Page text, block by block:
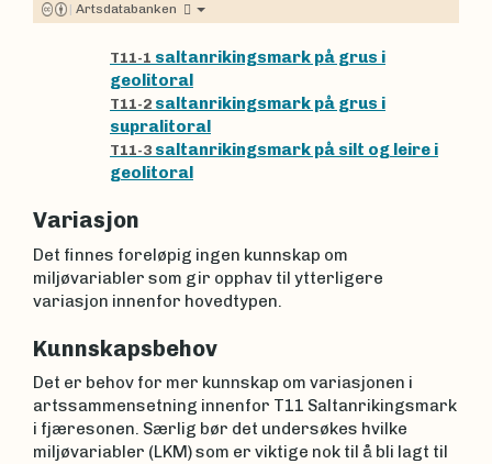
| Artsdatabanken
T11-1 saltanrikingsmark på grus i
geolitoral
T11-2 saltanrikingsmark på grus i
supralitoral
T11-3 saltanrikingsmark på silt og leire i
geolitoral
Variasjon
Det finnes foreløpig ingen kunnskap om
miljøvariabler som gir opphav til ytterligere
variasjon innenfor hovedtypen.
Kunnskapsbehov
Det er behov for mer kunnskap om variasjonen i
artssammensetning innenfor T11 Saltanrikingsmark
i fjæresonen. Særlig bør det undersøkes hvilke
miljøvariabler (LKM) som er viktige nok til å bli lagt til